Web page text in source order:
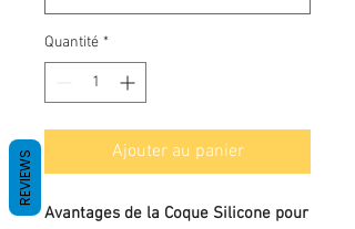
Quantité *
Ajouter au panier
Avantages de la Coque Silicone pour
REVIEWS